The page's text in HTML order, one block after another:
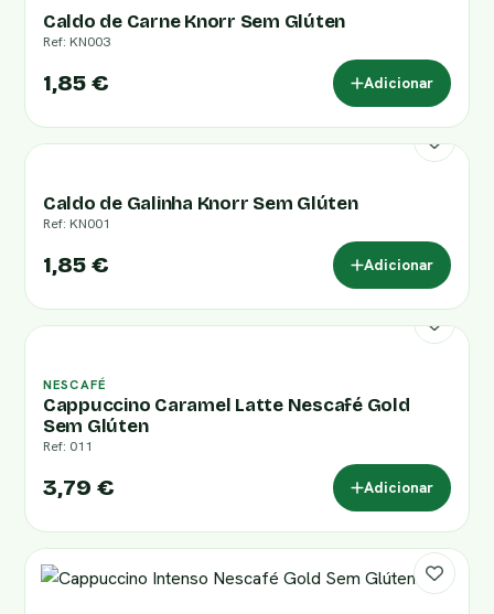
Caldo de Carne Knorr Sem Glúten
Ref: KN003
1,85 € Adicionar
Caldo de Galinha Knorr Sem Glúten
Ref: KN001
1,85 € Adicionar
NESCAFÉ
Cappuccino Caramel Latte Nescafé Gold
Sem Glúten
Ref: 011
3,79 € Adicionar